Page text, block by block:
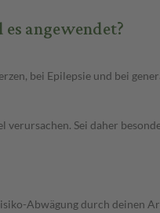
angewendet?
bei Epilepsie und bei
Sei daher
Abwägung durch deinen